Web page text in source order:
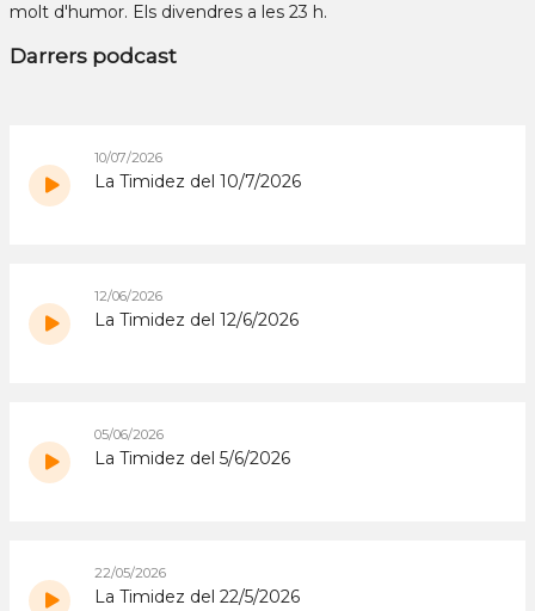
molt d'humor. Els divendres a les 23 h.
Darrers podcast
10/07/2026
La Timidez del 10/7/2026
12/06/2026
La Timidez del 12/6/2026
05/06/2026
La Timidez del 5/6/2026
22/05/2026
La Timidez del 22/5/2026